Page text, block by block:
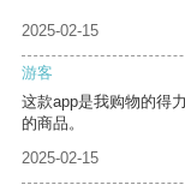
2025-02-15
游客
这款app是我购物的得
的商品。
2025-02-15